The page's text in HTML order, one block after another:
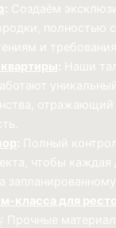
: Создаём
полностью
и
: Наши
отражающий
: Полный
чтобы каждая
класса для
: Прочные